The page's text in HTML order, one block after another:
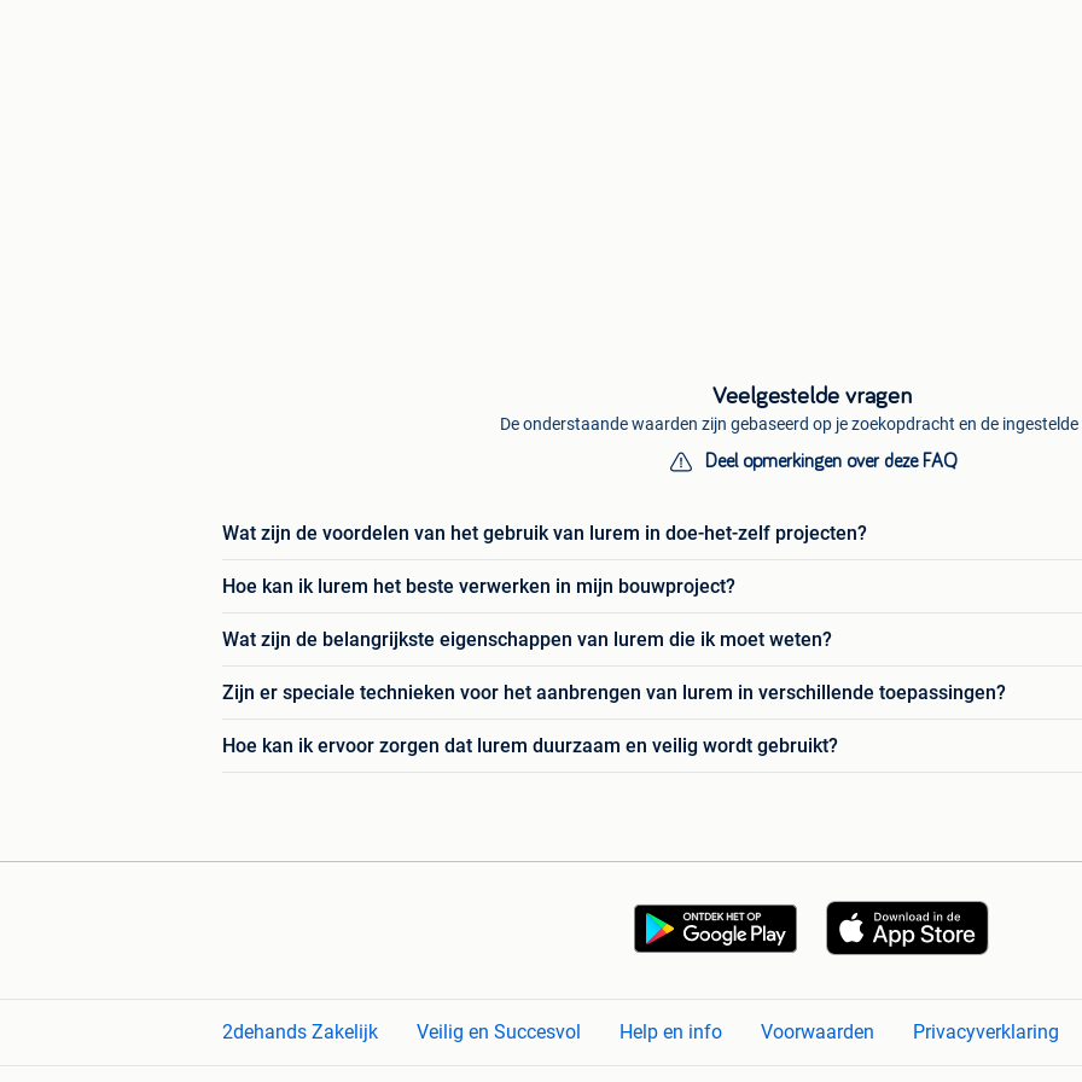
Veelgestelde vragen
De onderstaande waarden zijn gebaseerd op je zoekopdracht en de
Deel opmerkingen over deze FAQ
Wat zijn de voordelen van het gebruik van lurem in doe-het-zelf projecten?
Hoe kan ik lurem het beste verwerken in mijn bouwproject?
Wat zijn de belangrijkste eigenschappen van lurem die ik moet weten?
Zijn er speciale technieken voor het aanbrengen van lurem in verschillende toepassingen?
Hoe kan ik ervoor zorgen dat lurem duurzaam en veilig wordt gebruikt?
2dehands Zakelijk Veilig en Succesvol Help en info Voorwaarden Privacyverklaring